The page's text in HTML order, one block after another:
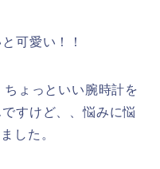
可愛い！！
ょっといい腕時計を
すけど、、悩みに悩
した。